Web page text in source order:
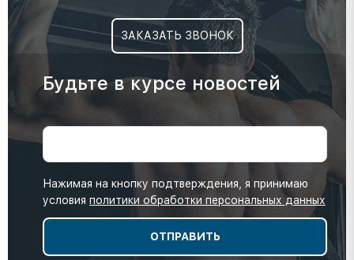
ЗАКАЗАТЬ ЗВОНОК
Будьте в курсе новостей
Нажимая на кнопку подтверждения, я принимаю
условия политики обработки персональных данных